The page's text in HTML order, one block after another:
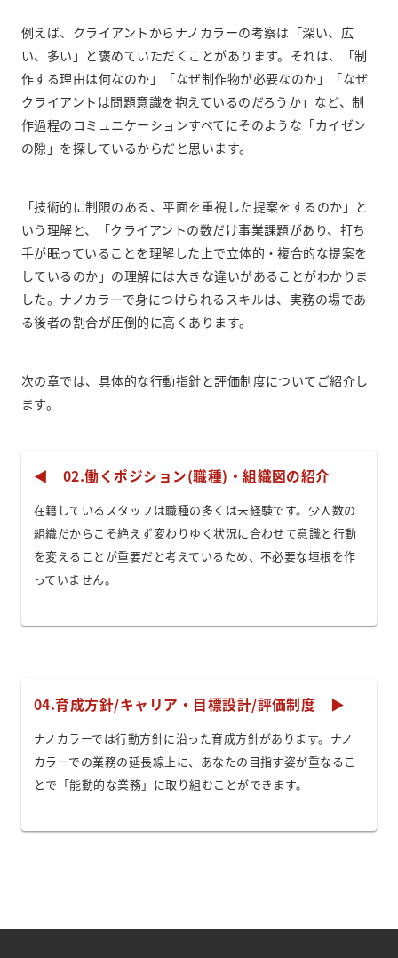
例えば、クライアントからナノカラーの考察は「深い、広
い、多い」と褒めていただくことがあります。それは、「制
作する理由は何なのか」「なぜ制作物が必要なのか」「なぜ
クライアントは問題意識を抱えているのだろうか」など、制
作過程のコミュニケーションすべてにそのような「カイゼン
の隙」を探しているからだと思います。
「技術的に制限のある、平面を重視した提案をするのか」と
いう理解と、「クライアントの数だけ事業課題があり、打ち
手が眠っていることを理解した上で立体的・複合的な提案を
しているのか」の理解には大きな違いがあることがわかりま
した。ナノカラーで身につけられるスキルは、実務の場であ
る後者の割合が圧倒的に高くあります。
次の章では、具体的な行動指針と評価制度についてご紹介し
ます。
◀︎ 02.働くポジション(職種)・組織図の紹介
在籍しているスタッフは職種の多くは未経験です。少人数の
組織だからこそ絶えず変わりゆく状況に合わせて意識と行動
を変えることが重要だと考えているため、不必要な垣根を作
っていません。
04.育成方針/キャリア・目標設計/評価制度 ▶︎
ナノカラーでは行動方針に沿った育成方針があります。ナノ
カラーでの業務の延長線上に、あなたの目指す姿が重なるこ
とで「能動的な業務」に取り組むことができます。